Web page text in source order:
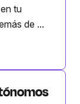
tu
de ...